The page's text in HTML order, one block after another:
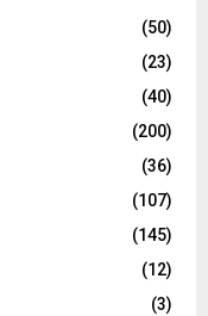
(50)
(23)
(40)
(200)
(36)
(107)
(145)
(12)
(3)